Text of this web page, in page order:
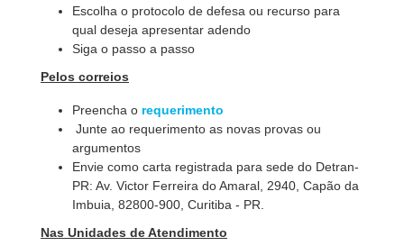
Escolha o protocolo de defesa ou recurso para
qual deseja apresentar adendo
Siga o passo a passo
Pelos correios
Preencha o requerimento
Junte ao requerimento as novas provas ou
argumentos
Envie como carta registrada para sede do Detran-
PR: Av. Victor Ferreira do Amaral, 2940, Capão da
Imbuia, 82800-900, Curitiba - PR.
Nas Unidades de Atendimento